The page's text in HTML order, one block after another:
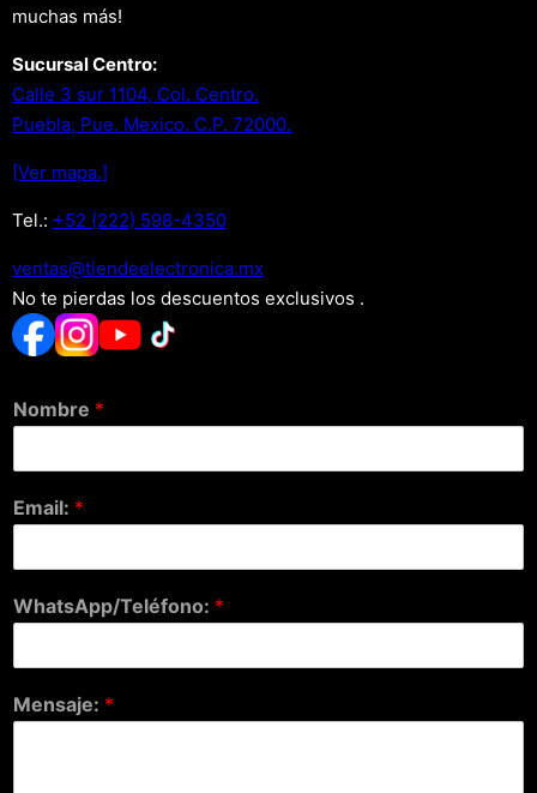
muchas más!
Sucursal Centro:
Calle 3 sur 1104, Col. Centro.
Puebla, Pue. Mexico. C.P. 72000.
[Ver mapa.]
Tel.: +52 (222) 598-4350
xm.acinortceleedneit@satnev
No te pierdas los descuentos exclusivos .
Nombre *
Email: *
WhatsApp/Teléfono: *
Mensaje: *